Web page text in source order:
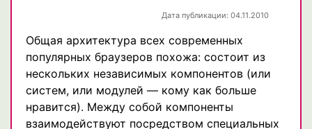
Дата публикации: 04.11.2010
Общая архитектура всех современных
популярных браузеров похожа: состоит из
нескольких независимых компонентов (или
систем, или модулей — кому как больше
нравится). Между собой компоненты
взаимодействуют посредством специальных